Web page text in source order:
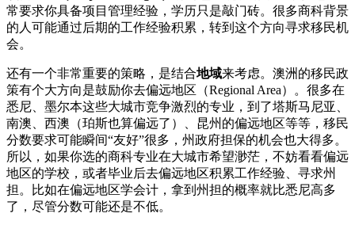
常要求你具备项目管理经验，学历只是敲门砖。很多商科背景
的人可能通过后期的工作经验积累，转到这个方向寻求移民机
会。
还有一个非常重要的策略，是结合地域来考虑。澳洲的移民政
策有个大方向是鼓励你去偏远地区（Regional Area）。很多在
悉尼、墨尔本这些大城市竞争激烈的专业，到了塔斯马尼亚、
南澳、西澳（珀斯也算偏远了）、昆州的偏远地区等等，移民
分数要求可能瞬间“友好”很多，州政府担保的机会也大得多。
所以，如果你选的商科专业在大城市希望渺茫，不妨看看偏远
地区的学校，或者毕业后去偏远地区积累工作经验、寻求州
担。比如在偏远地区学会计，拿到州担的概率就比悉尼高多
了，尽管分数可能还是不低。